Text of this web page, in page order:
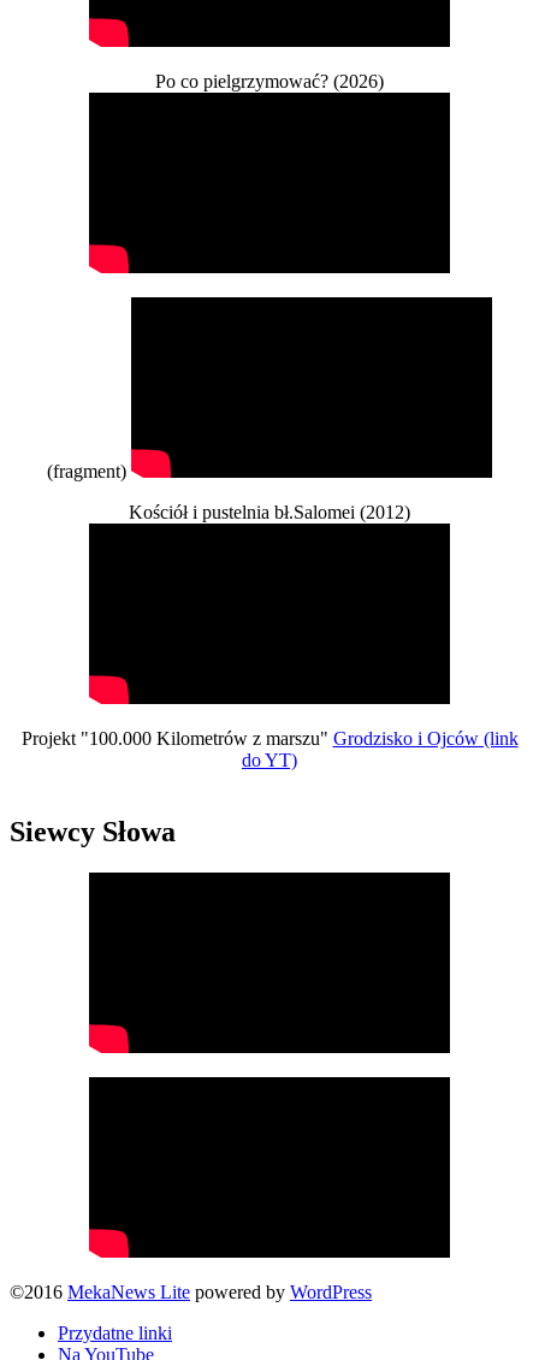
Po co pielgrzymować? (2026)
(fragment)
Kościół i pustelnia bł.Salomei (2012)
Projekt "100.000 Kilometrów z marszu" Grodzisko i Ojców (link
do YT)
Siewcy Słowa
©2016 MekaNews Lite powered by WordPress
Przydatne linki
Na YouTube